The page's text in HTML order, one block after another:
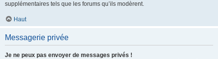
supplémentaires tels que les forums qu’ils modèrent.
Haut
Messagerie privée
Je ne peux pas envoyer de messages privés !